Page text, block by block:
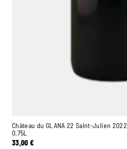
Château du GLANA 22 Saint-Julien 2022
0,75L
33,00€